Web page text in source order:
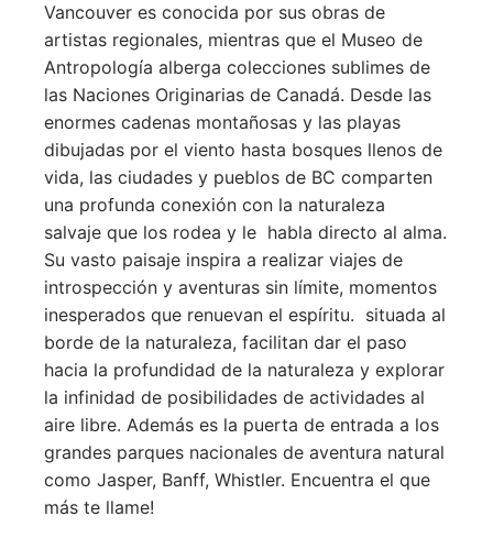
Vancouver es conocida por sus obras de
artistas regionales, mientras que el Museo de
Antropología alberga colecciones sublimes de
las Naciones Originarias de Canadá. Desde las
enormes cadenas montañosas y las playas
dibujadas por el viento hasta bosques llenos de
vida, las ciudades y pueblos de BC comparten
una profunda conexión con la naturaleza
salvaje que los rodea y le habla directo al alma.
Su vasto paisaje inspira a realizar viajes de
introspección y aventuras sin límite, momentos
inesperados que renuevan el espíritu. situada al
borde de la naturaleza, facilitan dar el paso
hacia la profundidad de la naturaleza y explorar
la infinidad de posibilidades de actividades al
aire libre. Además es la puerta de entrada a los
grandes parques nacionales de aventura natural
como Jasper, Banff, Whistler. Encuentra el que
más te llame!